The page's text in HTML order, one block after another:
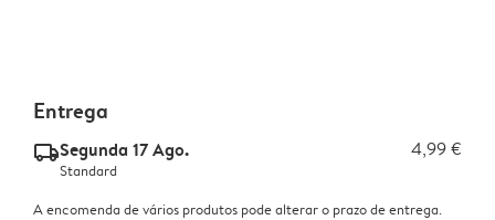
Entrega
delivery_standard_v2Segunda 17 Ago. 4,99 €
Standard
A encomenda de vários produtos pode alterar o prazo de entrega.